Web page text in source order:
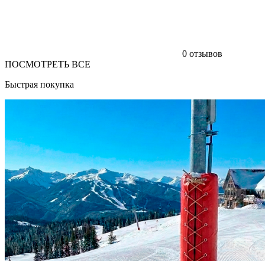
0 отзывов
ПОСМОТРЕТЬ ВСЕ
Быстрая покупка